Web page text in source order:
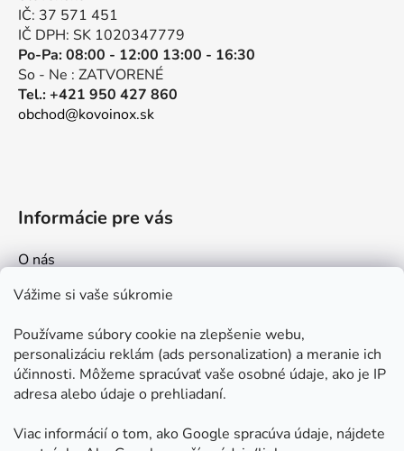
Vážime si vaše súkromie
Používame súbory cookie na zlepšenie webu,
personalizáciu reklám (ads personalization) a meranie ich
účinnosti. Môžeme spracúvať vaše osobné údaje, ako je IP
adresa alebo údaje o prehliadaní.
Viac informácií o tom, ako Google spracúva údaje, nájdete
IČ: 37 571 451
IČ DPH: SK 1020347779
Po-Pa: 08:00 - 12:00 13:00 - 16:30
So - Ne : ZATVORENÉ
Tel.: +421 950 427 860
obchod@kovoinox.sk
Informácie pre vás
O nás
Kontakt
Ako nakupovať
Obchodné podmienky
Ochrana osobných údajov
Odstúpenie od zmluvy